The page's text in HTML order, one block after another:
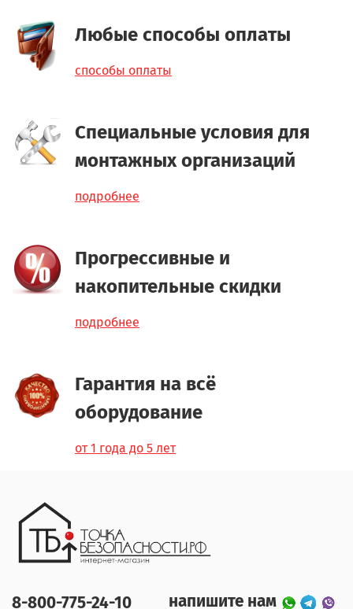
Любые способы оплаты
способы оплаты
Специальные условия для
монтажных организаций
подробнее
Прогрессивные и
накопительные скидки
подробнее
Гарантия на всё
оборудование
от 1 года до 5 лет
8-800-775-24-10 напишите нам